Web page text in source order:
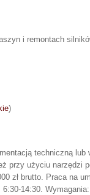
i remontach
)
techniczną
przy użyciu narzędzi
zł brutto. Praca na
14:30.